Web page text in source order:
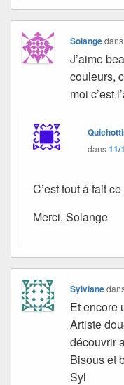
Solange
J’aime
couleurs,
moi c’est
dans11/
C’est tout à fait
Merci, Solange
Sylviane
Et encore
Artiste
découvrir
Bisous et
Syl